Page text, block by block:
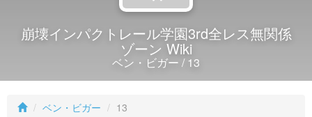
崩壊インパクトレール学園3rd全レス無関係
ゾーン Wiki
ベン・ビガー / 13
ベン・ビガー 13